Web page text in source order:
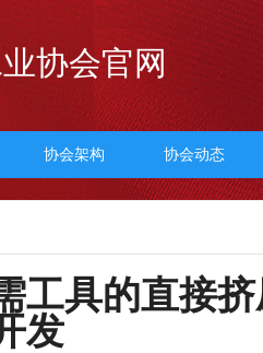
协会官网
协会架构 协会动态
工具的直接
发